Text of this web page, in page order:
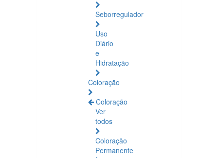
Seborregulador
Uso
Diário
e
Hidratação
Coloração
Coloração
Ver
todos
Coloração
Permanente